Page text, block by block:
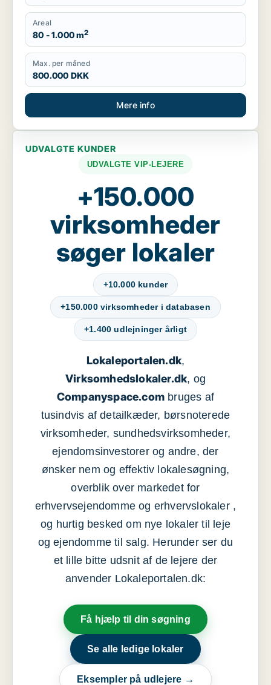
Areal
80 - 1.000 m2
Max. per måned
800.000 DKK
Mere info
UDVALGTE KUNDER
UDVALGTE VIP-LEJERE
+150.000
virksomheder
søger lokaler
+10.000 kunder
+150.000 virksomheder i databasen
+1.400 udlejninger årligt
Lokaleportalen.dk,
Virksomhedslokaler.dk, og
Companyspace.com bruges af
tusindvis af detailkæder, børsnoterede
virksomheder, sundhedsvirksomheder,
ejendomsinvestorer og andre, der
ønsker nem og effektiv lokalesøgning,
overblik over markedet for
erhvervsejendomme og erhvervslokaler ,
og hurtig besked om nye lokaler til leje
og ejendomme til salg. Herunder ser du
et lille bitte udsnit af de lejere der
anvender Lokaleportalen.dk:
Få hjælp til din søgning
Se alle ledige lokaler
Eksempler på udlejere →